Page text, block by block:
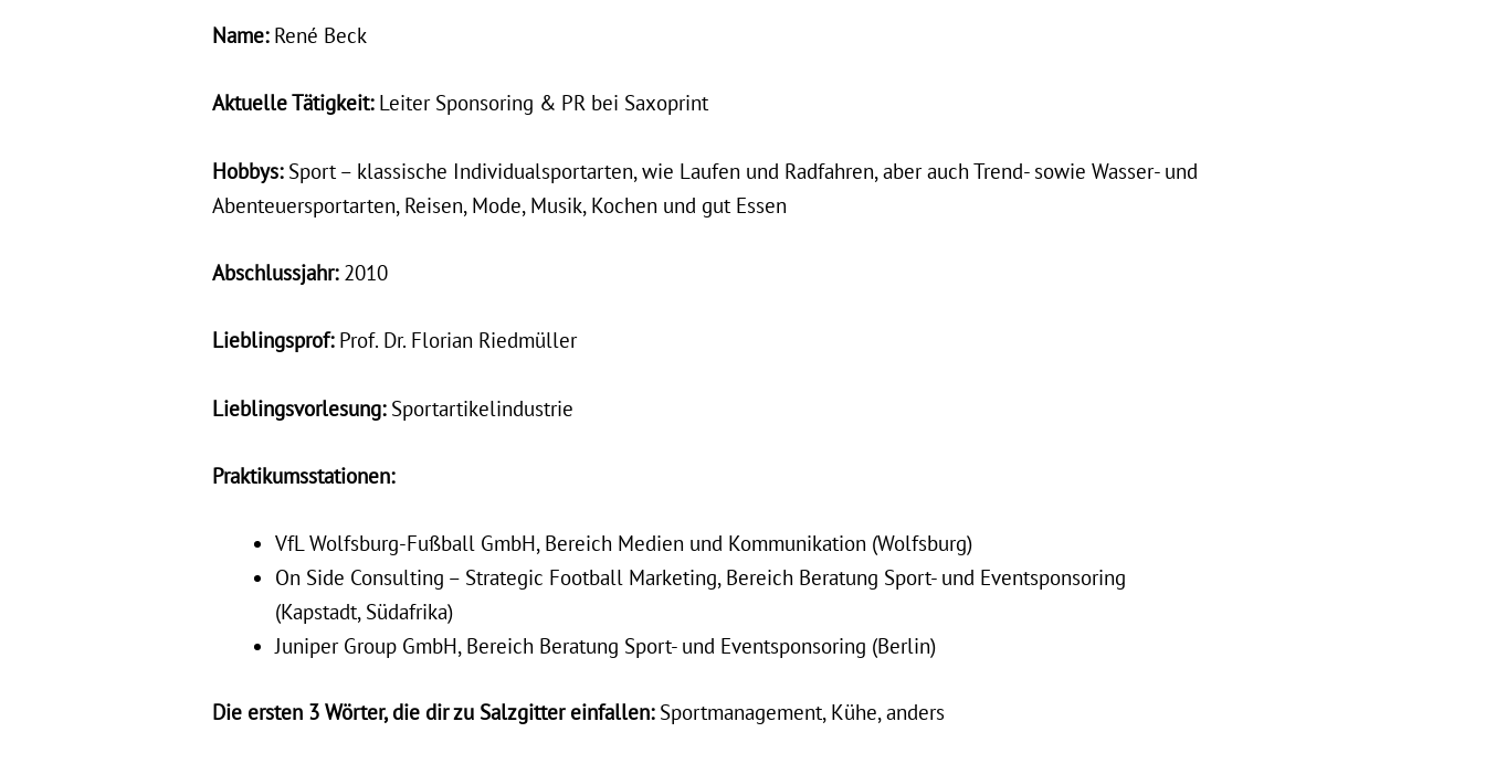
Name:René Beck
Aktuelle Tätigkeit:Leiter Sponsoring & PR bei Saxoprint
Hobbys:Sport – klassische Individualsportarten, wie Laufen und Radfahren, aber auch Trend- sowie Wasser- und
Abenteuersportarten, Reisen, Mode, Musik, Kochen und gut Essen
Abschlussjahr:2010
Lieblingsprof:Prof. Dr. Florian Riedmüller
Lieblingsvorlesung:Sportartikelindustrie
Praktikumsstationen:
VfL Wolfsburg-Fußball GmbH, Bereich Medien und Kommunikation (Wolfsburg)
On Side Consulting – Strategic Football Marketing, Bereich Beratung Sport- und Eventsponsoring
(Kapstadt, Südafrika)
Juniper Group GmbH, Bereich Beratung Sport- und Eventsponsoring (Berlin)
Die ersten 3 Wörter, die dir zu Salzgitter einfallen:Sportmanagement, Kühe, anders